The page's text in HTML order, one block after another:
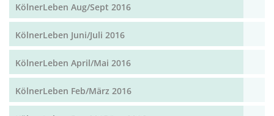
KölnerLeben Aug/Sept 2016
KölnerLeben Juni/Juli 2016
KölnerLeben April/Mai 2016
KölnerLeben Feb/März 2016